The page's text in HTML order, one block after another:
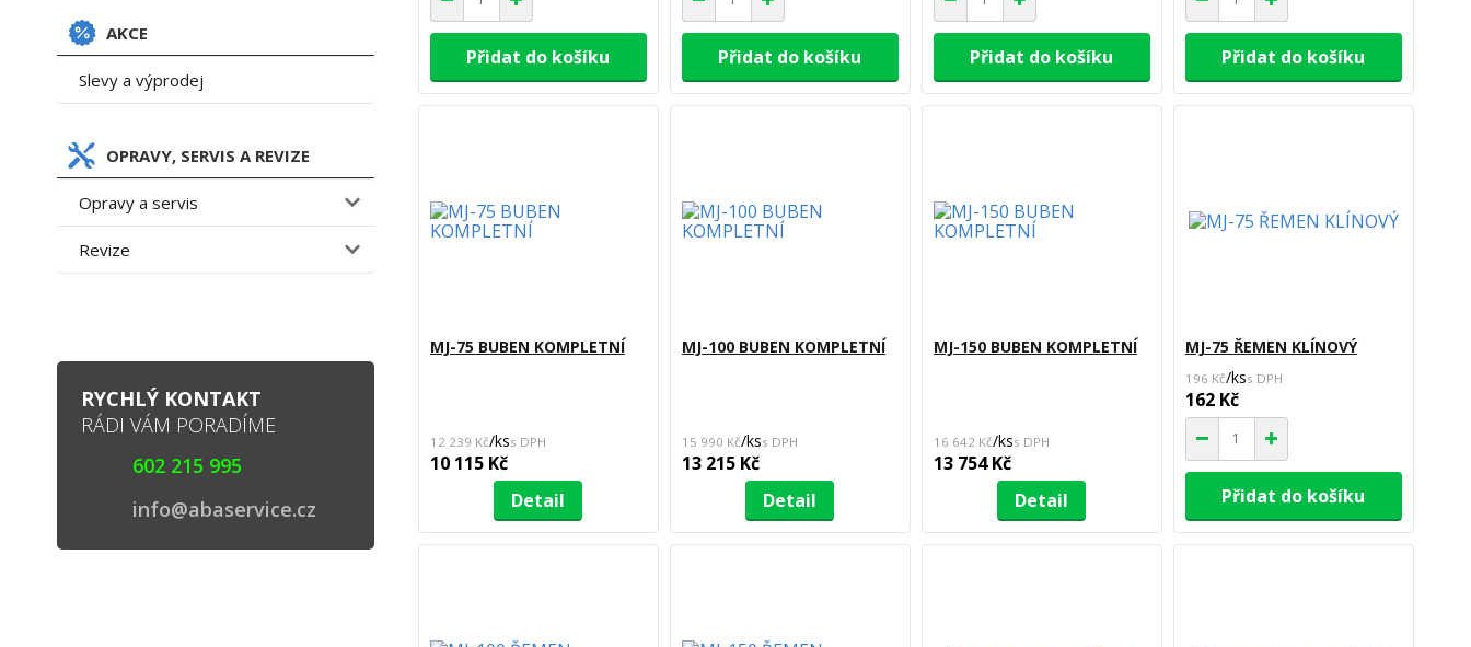
AKCE
Slevy a výprodej
OPRAVY, SERVIS A REVIZE
Opravy a servis
Revize
RYCHLÝ KONTAKT
RÁDI VÁM PORADÍME
602 215 995
info@abaservice.cz
Přidat do košíku Přidat do košíku Přidat do košíku Přidat do košíku
MJ-75 BUBEN KOMPLETNÍ
12 239 Kč/ks
10 115 Kč
Detail
MJ-100 BUBEN KOMPLETNÍ
15 990 Kč/ks
13 215 Kč
Detail
MJ-150 BUBEN KOMPLETNÍ
16 642 Kč/ks
13 754 Kč
Detail
MJ-75 ŘEMEN KLÍNOVÝ
196 Kč/ks
162 Kč
Přidat do košíku